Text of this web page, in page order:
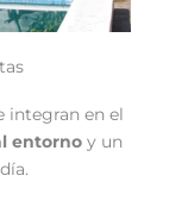
integran en el
entorno y un